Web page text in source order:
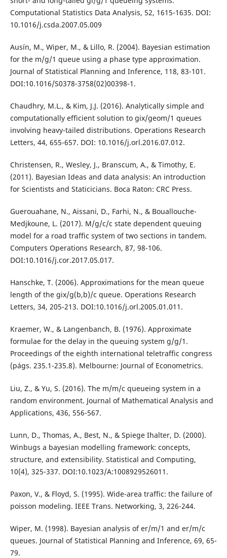
Computational Statistics Data Analysis, 52, 1615-1635. DOI:
10.1016/j.csda.2007.05.009
Ausín, M., Wiper, M., & Lillo, R. (2004). Bayesian estimation
for the m/g/1 queue using a phase type approximation.
Journal of Statistical Planning and Inference, 118, 83-101.
DOI:10.1016/S0378-3758(02)00398-1.
Chaudhry, M.L., & Kim, J.J. (2016). Analytically simple and
computationally efficient solution to gix/geom/1 queues
involving heavy-tailed distributions. Operations Research
Letters, 44, 655-657. DOI: 10.1016/j.orl.2016.07.012.
Christensen, R., Wesley, J., Branscum, A., & Timothy, E.
(2011). Bayesian Ideas and data analysis: An introduction
for Scientists and Staticicians. Boca Raton: CRC Press.
Guerouahane, N., Aissani, D., Farhi, N., & Bouallouche-
Medjkoune, L. (2017). M/g/c/c state dependent queuing
model for a road traffic system of two sections in tandem.
Computers Operations Research, 87, 98-106.
DOI:10.1016/j.cor.2017.05.017.
Hanschke, T. (2006). Approximations for the mean queue
length of the gix/g(b,b)/c queue. Operations Research
Letters, 34, 205-213. DOI:10.1016/j.orl.2005.01.011.
Kraemer, W., & Langenbanch, B. (1976). Approximate
formulae for the delay in the queuing system g/g/1.
Proceedings of the eighth international teletraffic congress
(págs. 235.1-235.8). Melbourne: Journal of Econometrics.
Liu, Z., & Yu, S. (2016). The m/m/c queueing system in a
random environment. Journal of Mathematical Analysis and
Applications, 436, 556-567.
Lunn, D., Thomas, A., Best, N., & Spiege Ihalter, D. (2000).
Winbugs a bayesian modelling framework: concepts,
structure, and extensibility. Statistical and Computing,
10(4), 325-337. DOI:10.1023/A:1008929526011.
Paxon, V., & Floyd, S. (1995). Wide-area traffic: the failure of
poisson modeling. IEEE Trans. Networking, 3, 226-244.
Wiper, M. (1998). Bayesian analysis of er/m/1 and er/m/c
queues. Journal of Statistical Planning and Inference, 69, 65-
79.